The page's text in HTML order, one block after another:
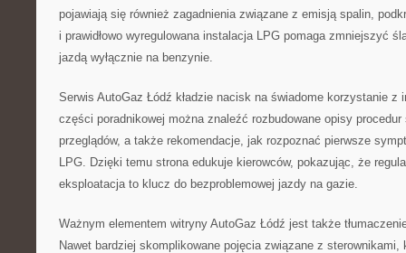
pojawiają się również zagadnienia związane z emisją spalin,
i prawidłowo wyregulowana instalacja LPG pomaga zmniejszyć
jazdą wyłącznie na benzynie.
Serwis AutoGaz Łódź kładzie nacisk na świadome korzystanie z
części poradnikowej można znaleźć rozbudowane opisy
przeglądów, a także rekomendacje, jak rozpoznać pierwsze
LPG. Dzięki temu strona edukuje kierowców, pokazując, że
eksploatacja to klucz do bezproblemowej jazdy na gazie.
Ważnym elementem witryny AutoGaz Łódź jest także
Nawet bardziej skomplikowane pojęcia związane z